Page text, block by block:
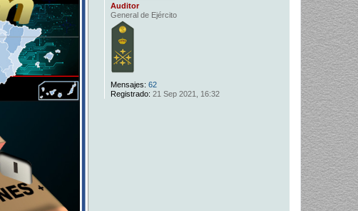
Auditor
General de Ejército
Mensajes: 62
Registrado: 21 Sep 2021, 16:32